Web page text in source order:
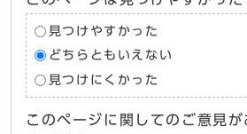
見つけやすかった
どちらともいえない
見つけにくかった
このページに関してのご意見